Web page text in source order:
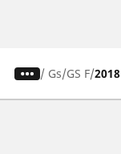
/ Gs GS F 2018